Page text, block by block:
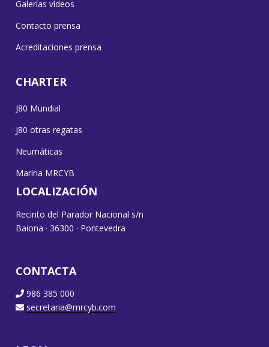
Galerías vídeos
Contacto prensa
Acreditaciones prensa
CHARTER
J80 Mundial
J80 otras regatas
Neumáticas
Marina MRCYB
LOCALIZACIÓN
Recinto del Parador Nacional s/n
Baiona · 36300 · Pontevedra
CONTACTA
986 385 000
secretaria@mrcyb.com